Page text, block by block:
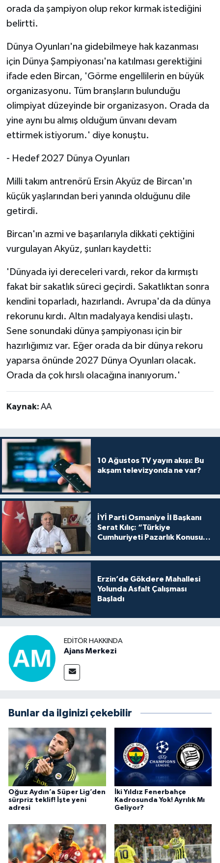
orada da şampiyon olup rekor kırmak istediğini
belirtti.
Dünya Oyunları'na gidebilmeye hak kazanması
için Dünya Şampiyonası'na katılması gerektiğini
ifade eden Bircan, 'Görme engellilerin en büyük
organizasyonu. Tüm branşların bulunduğu
olimpiyat düzeyinde bir organizasyon. Orada da
yine aynı bu almış olduğum ünvanı devam
ettirmek istiyorum.' diye konuştu.
- Hedef 2027 Dünya Oyunları
Milli takım antrenörü Ersin Akyüz de Bircan'ın
küçük yaşlarından beri yanında olduğunu dile
getirdi.
Bircan'ın azmi ve başarılarıyla dikkati çektiğini
vurgulayan Akyüz, şunları kaydetti:
'Dünyada iyi dereceleri vardı, rekor da kırmıştı
fakat bir sakatlık süreci geçirdi. Sakatlıktan sonra
kendini toparladı, hazırlandı. Avrupa'da da dünya
rekorunu kırdı. Altın madalyaya kendisi ulaştı.
Sene sonundaki dünya şampiyonası için bir
hazırlığımız var. Eğer orada da bir dünya rekoru
yaparsa önünde 2027 Dünya Oyunları olacak.
Orada da çok hırslı olacağına inanıyorum.'
Kaynak: AA
10 Ağustos TV yayın akışı: Bu
akşam televizyonda ne var?
İYİ Parti Osmaniye İl Başkanı
Serat Kılıç: “Türkiye
Cumhuriyeti Pazarlık Konusu
Erzin’de Gökdere Mahallesi
Yolunda Asfalt Çalışması
Başladı
EDITÖR HAKKINDA
Ajans Merkezi
Bunlar da ilginizi çekebilir
Oğuz Aydın’a Süper Lig’den
sürpriz teklif! İşte yeni
adresi
İki Yıldız Fenerbahçe
Kadrosunda Yok! Ayrılık Mı
Geliyor?